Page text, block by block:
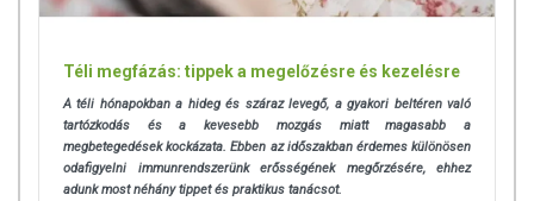
Téli megfázás: tippek a megelőzésre és kezelésre
A téli hónapokban a hideg és száraz levegő, a gyakori beltéren való
tartózkodás és a kevesebb mozgás miatt magasabb a
megbetegedések kockázata. Ebben az időszakban érdemes különösen
odafigyelni immunrendszerünk erősségének megőrzésére, ehhez
adunk most néhány tippet és praktikus tanácsot.